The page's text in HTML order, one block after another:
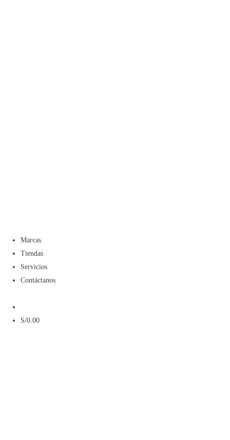
Menú
Marcas
Tiendas
Servicios
Contáctanos
Menú
S/0.00